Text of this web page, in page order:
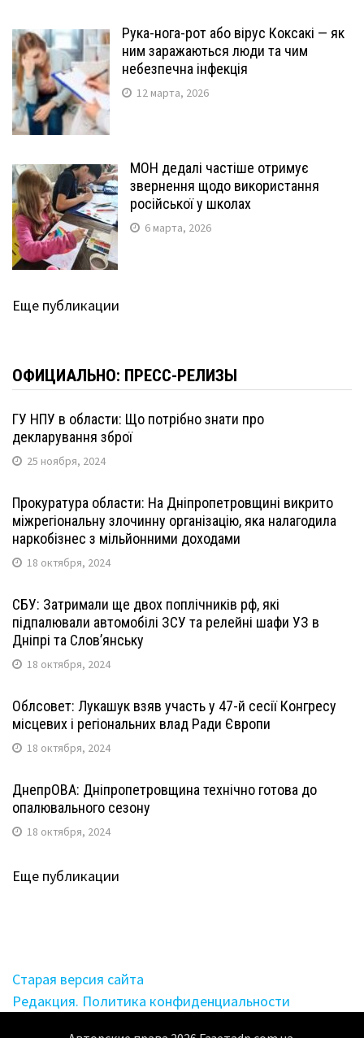
Рука-нога-рот або вірус Коксакі — як
ним заражаються люди та чим
небезпечна інфекція
12 марта, 2026
МОН дедалі частіше отримує
звернення щодо використання
російської у школах
6 марта, 2026
Еще публикации
ОФИЦИАЛЬНО: ПРЕСС-РЕЛИЗЫ
ГУ НПУ в области: Що потрібно знати про
декларування зброї
25 ноября, 2024
Прокуратура области: На Дніпропетровщині викрито
міжрегіональну злочинну організацію, яка налагодила
наркобізнес з мільйонними доходами
18 октября, 2024
СБУ: Затримали ще двох поплічників рф, які
підпалювали автомобілі ЗСУ та релейні шафи УЗ в
Дніпрі та Слов’янську
18 октября, 2024
Облсовет: Лукашук взяв участь у 47-й сесії Конгресу
місцевих і регіональних влад Ради Європи
18 октября, 2024
ДнепрОВА: Дніпропетровщина технічно готова до
опалювального сезону
18 октября, 2024
Еще публикации
Старая версия сайта
Редакция. Политика конфиденциальности